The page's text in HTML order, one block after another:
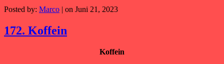
Posted by: Marco | on Juni 21, 2023
172. Koffein
Koffein